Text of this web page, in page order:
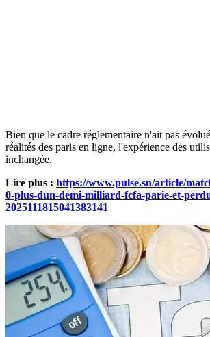
Bien que le cadre réglementaire n'ait pas
réalités des paris en ligne, l'expérience des
inchangée.
Lire plus : https://www.pulse.sn/article/
0-plus-dun-demi-milliard-fcfa-parie-et-
2025111815041383141